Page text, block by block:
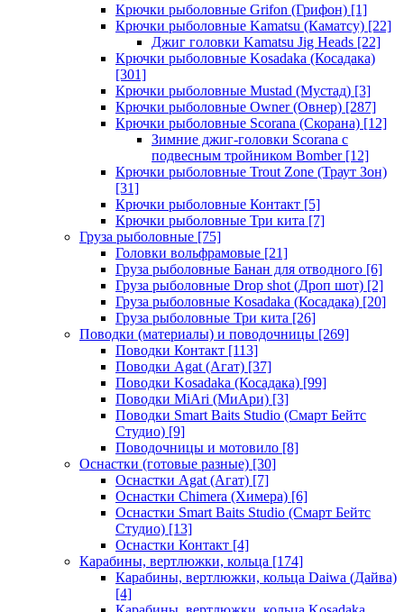
Крючки рыболовные Grifon (Грифон) [1]
Крючки рыболовные Kamatsu (Каматсу) [22]
Джиг головки Kamatsu Jig Heads [22]
Крючки рыболовные Kosadaka (Косадака)
[301]
Крючки рыболовные Mustad (Мустад) [3]
Крючки рыболовные Owner (Овнер) [287]
Крючки рыболовные Scorana (Скорана) [12]
Зимние джиг-головки Scorana с
подвесным тройником Bomber[12]
Крючки рыболовные Trout Zone (Траут Зон)
[31]
Крючки рыболовные Контакт [5]
Крючки рыболовные Три кита [7]
Груза рыболовные [75]
Головки вольфрамовые [21]
Груза рыболовные Банан для отводного [6]
Груза рыболовные Drop shot (Дроп шот) [2]
Груза рыболовные Kosadaka (Косадака) [20]
Груза рыболовные Три кита [26]
Поводки (материалы) и поводочницы [269]
Поводки Контакт [113]
Поводки Agat (Агат) [37]
Поводки Kosadaka (Косадака) [99]
Поводки MiAri (МиАри) [3]
Поводки Smart Baits Studio (Смарт Бейтс
Студио) [9]
Поводочницы и мотовило [8]
Оснастки (готовые разные) [30]
Оснастки Agat (Агат) [7]
Оснастки Chimera (Химера) [6]
Оснастки Smart Baits Studio (Смарт Бейтс
Студио) [13]
Оснастки Контакт [4]
Карабины, вертлюжки, кольца [174]
Карабины, вертлюжки, кольца Daiwa (Дайва)
[4]